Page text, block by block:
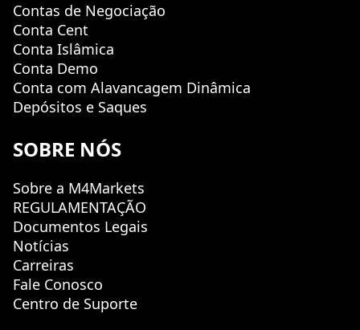
Contas de Negociação
Conta Cent
Conta Islâmica
Conta Demo
Conta com Alavancagem Dinâmica
Depósitos e Saques
SOBRE NÓS
Sobre a M4Markets
REGULAMENTAÇÃO
Documentos Legais
Notícias
Carreiras
Fale Conosco
Centro de Suporte